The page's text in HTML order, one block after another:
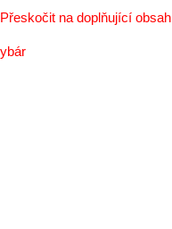
Přeskočit na doplňující obsah